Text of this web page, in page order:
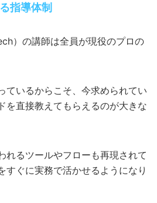
指導体制
）の講師は全員が現役のプロの
ているからこそ、今求められてい
を直接教えてもらえるのが大きな
れるツールやフローも再現されて
すぐに実務で活かせるようになり